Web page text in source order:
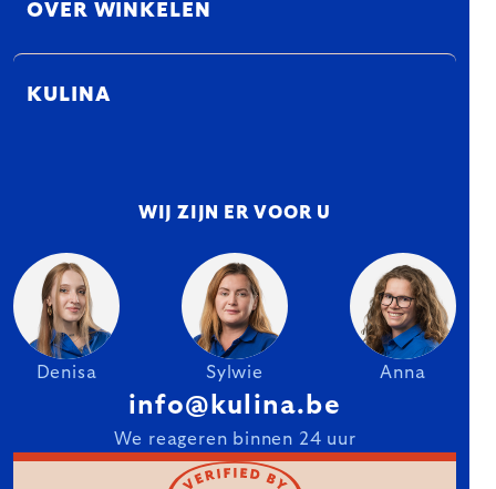
OVER WINKELEN
KULINA
WIJ ZIJN ER VOOR U
Denisa Sylwie Anna
info@kulina.be
We reageren binnen 24 uur